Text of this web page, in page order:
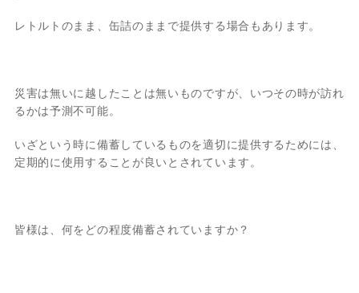
レトルトのまま、缶詰のままで提供する場合もあります。
災害は無いに越したことは無いものですが、いつその時が訪れ
るかは予測不可能。
いざという時に備蓄しているものを適切に提供するためには、
定期的に使用することが良いとされています。
皆様は、何をどの程度備蓄されていますか？